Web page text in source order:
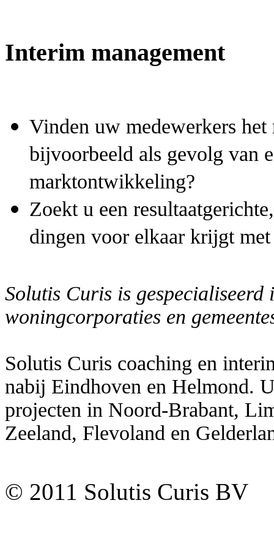
Interim management
Vinden uw medewerkers
bijvoorbeeld als gevolg van
marktontwikkeling?
Zoekt u een
dingen voor elkaar krijgt met
Solutis Curis is
woningcorporaties en
Solutis Curis coaching en
nabij Eindhoven en Helmond.
projecten in Noord-Brabant,
Zeeland, Flevoland en
© 2011 Solutis Curis BV